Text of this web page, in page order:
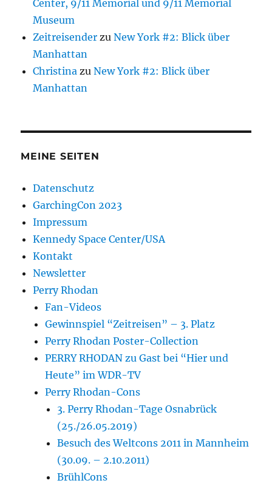
Center, 9/11 Memorial und 9/11 Memorial
Museum
Zeitreisender zuNew York #2: Blick über
Manhattan
Christina zuNew York #2: Blick über
Manhattan
MEINE SEITEN
Datenschutz
GarchingCon 2023
Impressum
Kennedy Space Center/USA
Kontakt
Newsletter
Perry Rhodan
Fan-Videos
Gewinnspiel “Zeitreisen” – 3. Platz
Perry Rhodan Poster-Collection
PERRY RHODAN zu Gast bei “Hier und
Heute” im WDR-TV
Perry Rhodan-Cons
3. Perry Rhodan-Tage Osnabrück
(25./26.05.2019)
Besuch des Weltcons 2011 in Mannheim
(30.09. – 2.10.2011)
BrühlCons